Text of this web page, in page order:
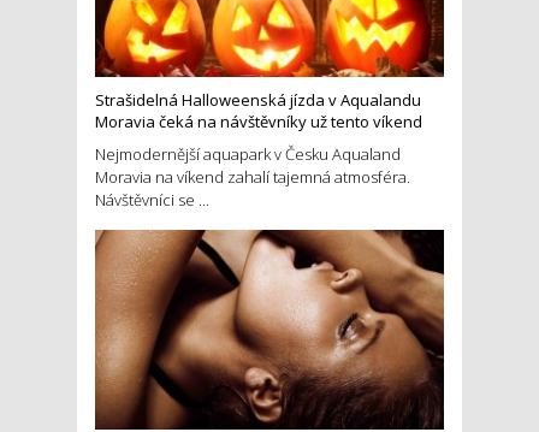
Strašidelná Halloweenská jízda v Aqualandu
Moravia čeká na návštěvníky už tento víkend
Nejmodernější aquapark v Česku Aqualand
Moravia na víkend zahalí tajemná atmosféra.
Návštěvníci se ...